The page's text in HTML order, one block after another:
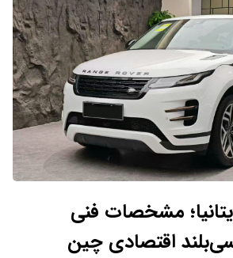
مشخصات فنی
اقتصادی چین